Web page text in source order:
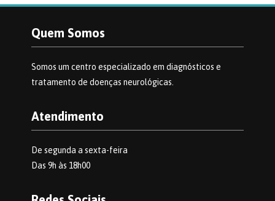
Quem Somos
Somos um centro especializado em diagnósticos e
tratamento de doenças neurológicas.
Atendimento
De segunda a sexta-feira
Das 9h às 18h00